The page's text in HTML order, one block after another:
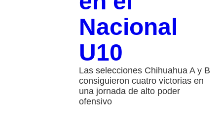
Nacional
U10
Las selecciones Chihuahua A y B
consiguieron cuatro victorias en
una jornada de alto poder
ofensivo